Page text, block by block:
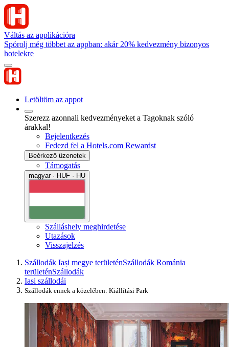
Váltás az applikációra
Spórolj még többet az appban: akár 20% kedvezmény bizonyos
hotelekre
Letöltöm az appot
Szerezz azonnali kedvezményeket a Tagoknak szóló
árakkal!
Bejelentkezés
Fedezd fel a Hotels.com Rewardst
Beérkező üzenetek
Támogatás
magyar · HUF · HU
Szálláshely meghirdetése
Utazások
Visszajelzés
Szállodák Iași megye területénSzállodák Románia
területénSzállodák
Iasi szállodái
Szállodák ennek a közelében: Kiállítási Park